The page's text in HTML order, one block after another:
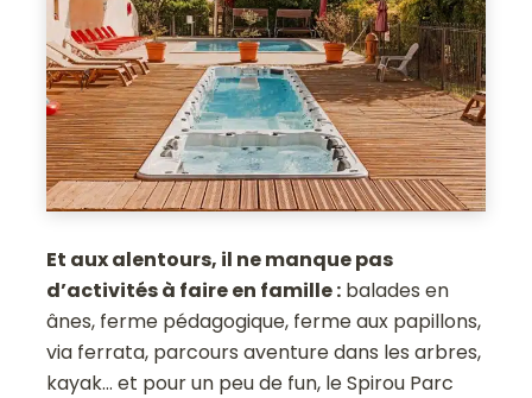
Et aux alentours, il ne manque pas
d’activités à faire en famille : balades en
ânes, ferme pédagogique, ferme aux papillons,
via ferrata, parcours aventure dans les arbres,
kayak… et pour un peu de fun, le Spirou Parc